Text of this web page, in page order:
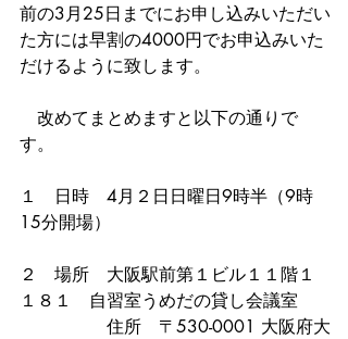
前の3月25日までにお申し込みいただい
た方には早割の4000円でお申込みいた
だけるように致します。
改めてまとめますと以下の通りで
す。
１　日時　4月２日日曜日9時半（9時
15分開場）
２　場所　大阪駅前第１ビル１１階１
１８１　自習室うめだの貸し会議室
住所　〒530-0001 大阪府大